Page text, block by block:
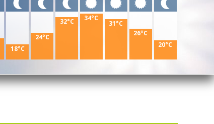
18°C
24°C
32°C 34°C
31°C
26°C
20°C